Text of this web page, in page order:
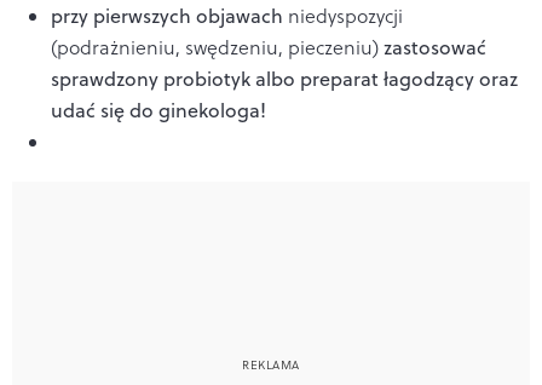
przy pierwszych objawach niedyspozycji
(podrażnieniu, swędzeniu, pieczeniu)zastosować
sprawdzony probiotyk albo preparat łagodzący oraz
udać się do ginekologa!